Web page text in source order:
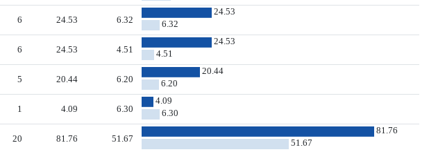
6 24.53 6.32
24.53
6.32
6 24.53 4.51
24.53
4.51
5 20.44 6.20
20.44
6.20
1 4.09 6.30
4.09
6.30
20 81.76 51.67
81.76
51.67